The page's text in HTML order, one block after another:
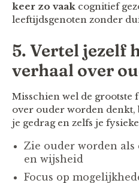
keer zo vaak cognitief
leeftijdsgenoten zonder
5. Vertel jezelf
verhaal over
Misschien wel de grootste
over ouder worden denkt,
je gedrag en zelfs je
Zie ouder worden als
en wijsheid
Focus op